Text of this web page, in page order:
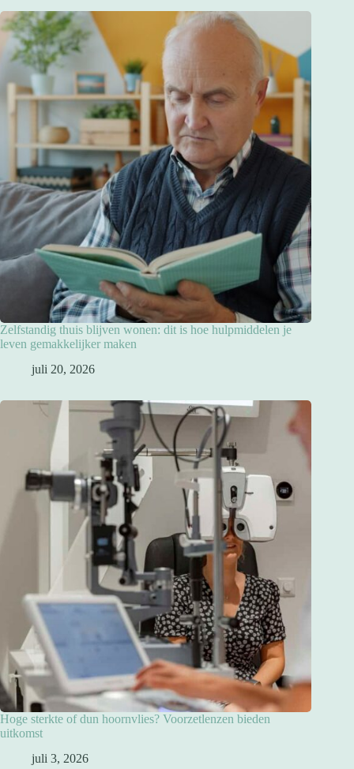
Zelfstandig thuis blijven wonen: dit is hoe hulpmiddelen je
leven gemakkelijker maken
juli 20, 2026
Hoge sterkte of dun hoornvlies? Voorzetlenzen bieden
uitkomst
juli 3, 2026